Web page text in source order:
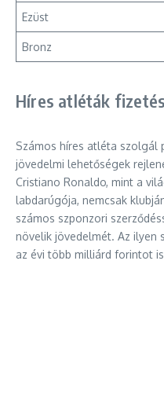
Ezüst
Bronz
Híres atléták
Számos híres atléta szolgál
jövedelmi lehetőségek
Cristiano Ronaldo, mint a
labdarúgója, nemcsak
számos szponzori
növelik jövedelmét. Az ilyen
az évi több milliárd forintot